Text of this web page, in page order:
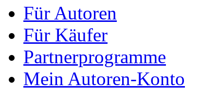
Für Autoren
Für Käufer
Partnerprogramme
Mein Autoren-Konto